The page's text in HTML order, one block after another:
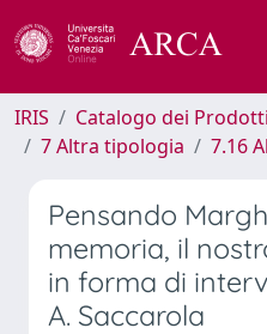
IRIS
Catalogo dei
7 Altra tipologia
7.16
Pensando
memoria, il
in forma di
A. Saccarola